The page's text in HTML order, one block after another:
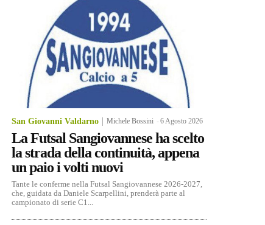
San Giovanni Valdarno Michele Bossini -6 Agosto 2026
La Futsal Sangiovannese ha scelto
la strada della continuità, appena
un paio i volti nuovi
Tante le conferme nella Futsal Sangiovannese 2026-2027,
che, guidata da Daniele Scarpellini, prenderà parte al
campionato di serie C1...